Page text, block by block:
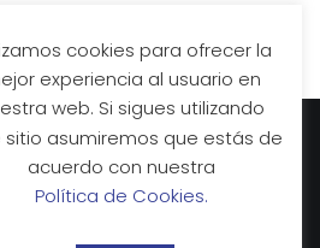
de Hockey.Aviso Legal|
Comunicación.
cookies para ofrecer la
experiencia al usuario en
web. Si sigues utilizando
sitio asumiremos que estás de
acuerdo con nuestra
Política de Cookies.